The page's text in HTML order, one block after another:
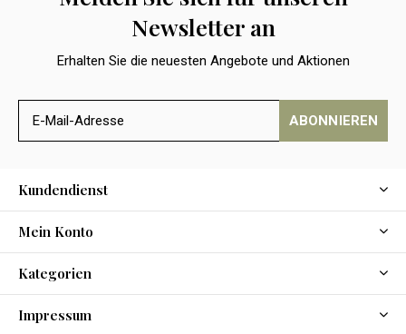
Newsletter an
Erhalten Sie die neuesten Angebote und Aktionen
ABONNIEREN
Kundendienst
Mein Konto
Kategorien
Impressum